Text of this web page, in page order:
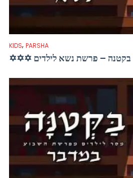
KIDS, PARSHA